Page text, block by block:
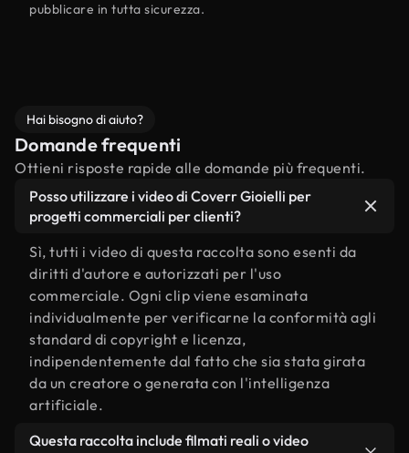
pubblicare in tutta sicurezza.
Hai bisogno di aiuto?
Domande frequenti
Ottieni risposte rapide alle domande più frequenti.
Posso utilizzare i video di Coverr Gioielli per
progetti commerciali per clienti?
Sì, tutti i video di questa raccolta sono esenti da
diritti d'autore e autorizzati per l'uso
commerciale. Ogni clip viene esaminata
individualmente per verificarne la conformità agli
standard di copyright e licenza,
indipendentemente dal fatto che sia stata girata
da un creatore o generata con l'intelligenza
artificiale.
Questa raccolta include filmati reali o video